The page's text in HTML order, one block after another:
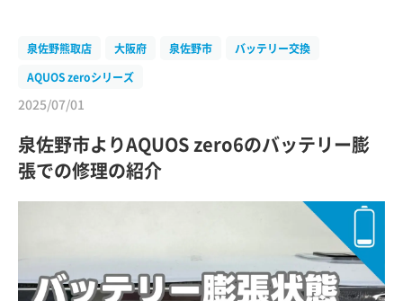
泉佐野熊取店 大阪府 泉佐野市
バッテリー交換
AQUOS zeroシリーズ
2025/07/01
泉佐野市よりAQUOS zero6のバッテリー膨
張での修理の紹介